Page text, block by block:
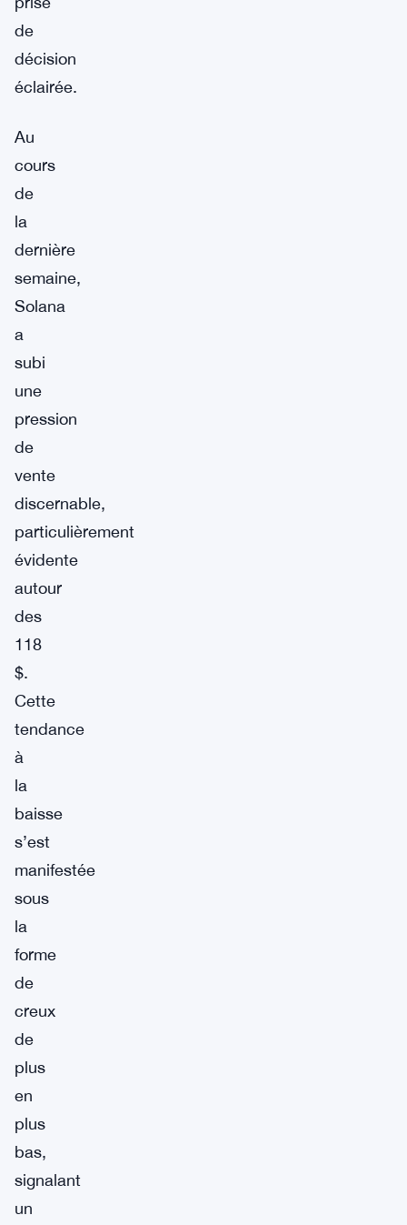
de
décision
éclairée.
Au
cours
de
la
dernière
semaine,
Solana
a
subi
une
pression
de
vente
discernable,
particulièrement
évidente
autour
des
118
$.
Cette
tendance
à
la
baisse
s’est
manifestée
sous
la
forme
de
creux
de
plus
en
plus
bas,
signalant
un